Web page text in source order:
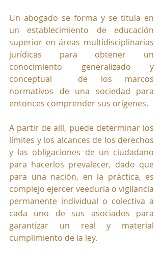
Un abogado se forma y se titula en
un establecimiento de educación
superior en áreas multidisciplinarias
jurídicas para obtener un
conocimiento generalizado y
conceptual  de los marcos
normativos de una sociedad para
entonces comprender sus orígenes.
A partir de allí, puede determinar los
límites y los alcances de los derechos
y las obligaciones de un ciudadano
para hacerlos prevalecer, dado que
para una nación, en la práctica, es
complejo ejercer veeduría o vigilancia
permanente individual o colectiva a
cada uno de sus asociados para
garantizar un real y material
cumplimiento de la ley.